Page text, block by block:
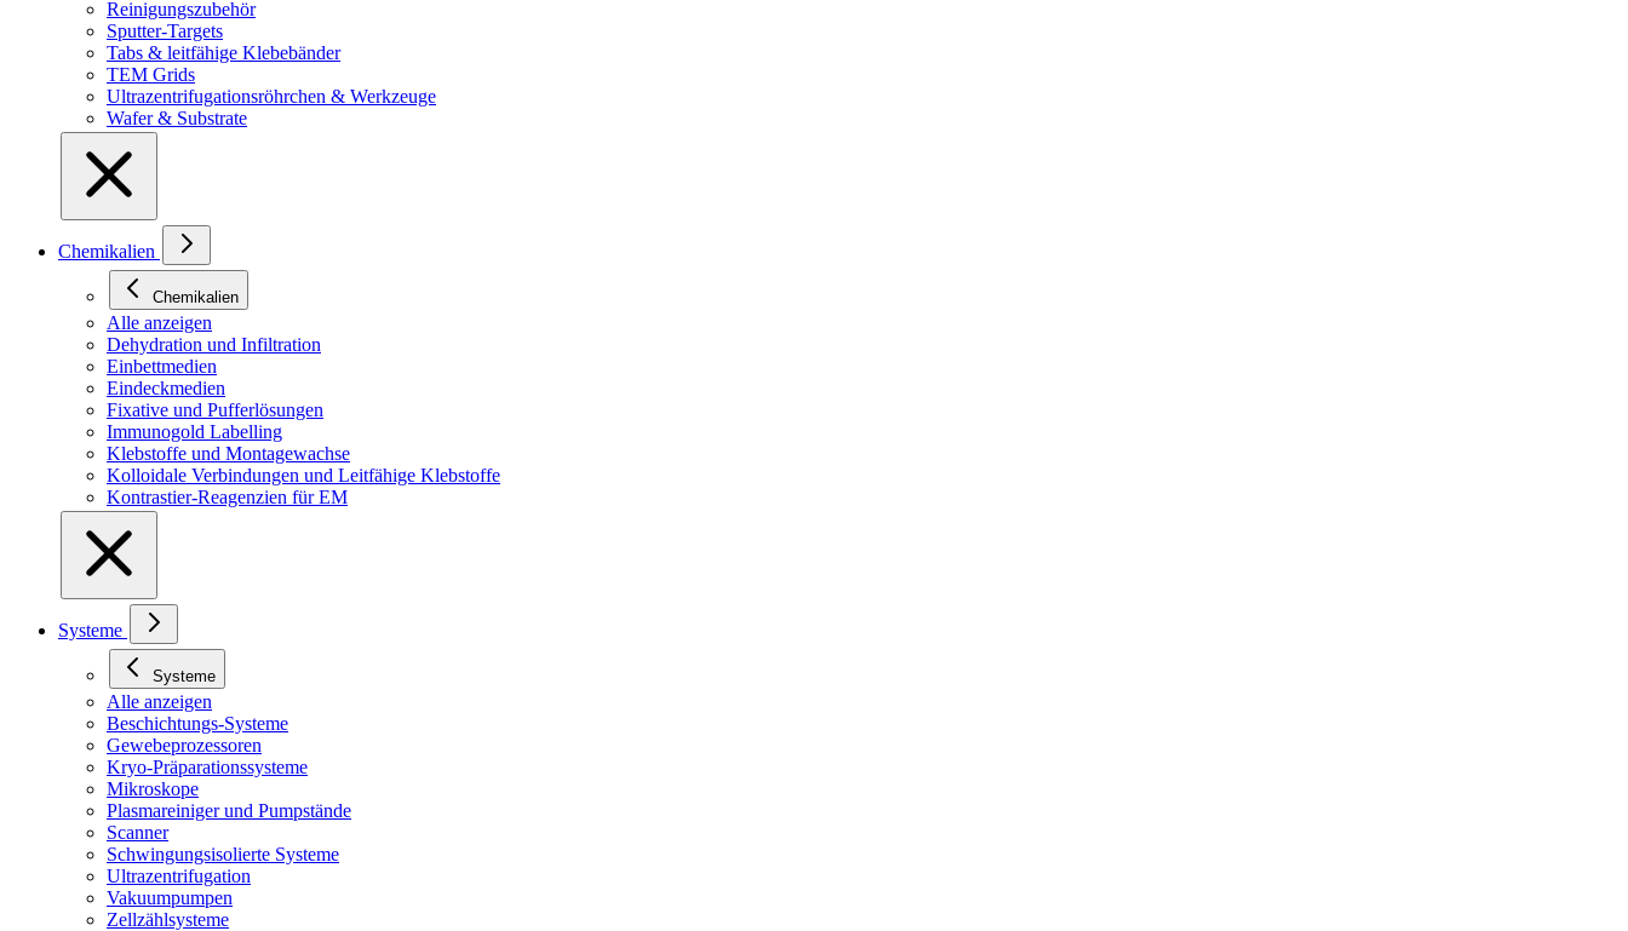
Reinigungszubehör
Sputter-Targets
Tabs & leitfähige Klebebänder
TEM Grids
Ultrazentrifugationsröhrchen & Werkzeuge
Wafer & Substrate
Chemikalien
Chemikalien
Alle anzeigen
Dehydration und Infiltration
Einbettmedien
Eindeckmedien
Fixative und Pufferlösungen
Immunogold Labelling
Klebstoffe und Montagewachse
Kolloidale Verbindungen und Leitfähige Klebstoffe
Kontrastier-Reagenzien für EM
Systeme
Systeme
Alle anzeigen
Beschichtungs-Systeme
Gewebeprozessoren
Kryo-Präparationssysteme
Mikroskope
Plasmareiniger und Pumpstände
Scanner
Schwingungsisolierte Systeme
Ultrazentrifugation
Vakuumpumpen
Zellzählsysteme